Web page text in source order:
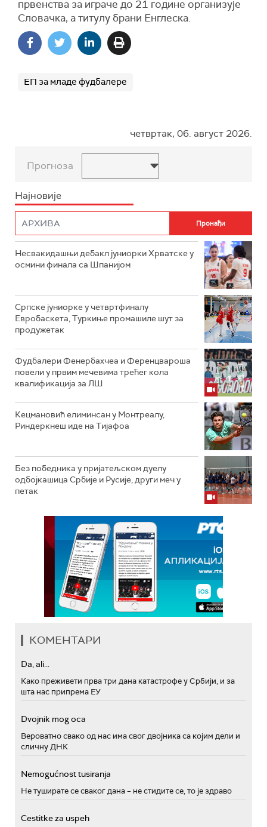
првенства за играче до 21 године организује
Словачка, а титулу брани Енглеска.
ЕП за младе фудбалере
четвртак, 06. август 2026.
Прогноза
Најновије
Несвакидашњи дебакл јуниорки Хрватске у
осмини финала са Шпанијом
Српске јуниорке у четвртфиналу
Евробаскета, Туркиње промашиле шут за
продужетак
Фудбалери Фенербахчеа и Ференцвароша
повели у првим мечевима трећег кола
квалификација за ЛШ
Кецмановић елиминсан у Монтреалу,
Риндеркнеш иде на Тијафоа
Без победника у пријатељском дуелу
одбојкашица Србије и Русије, други меч у
петак
КОМЕНТАРИ
Da, ali...
Како преживети прва три дана катастрофе у Србији, и за
шта нас припрема ЕУ
Dvojnik mog oca
Вероватно свако од нас има свог двојника са којим дели и
сличну ДНК
Nemogućnost tusiranja
Не туширате се сваког дана – не стидите се, то је здраво
Cestitke za uspeh